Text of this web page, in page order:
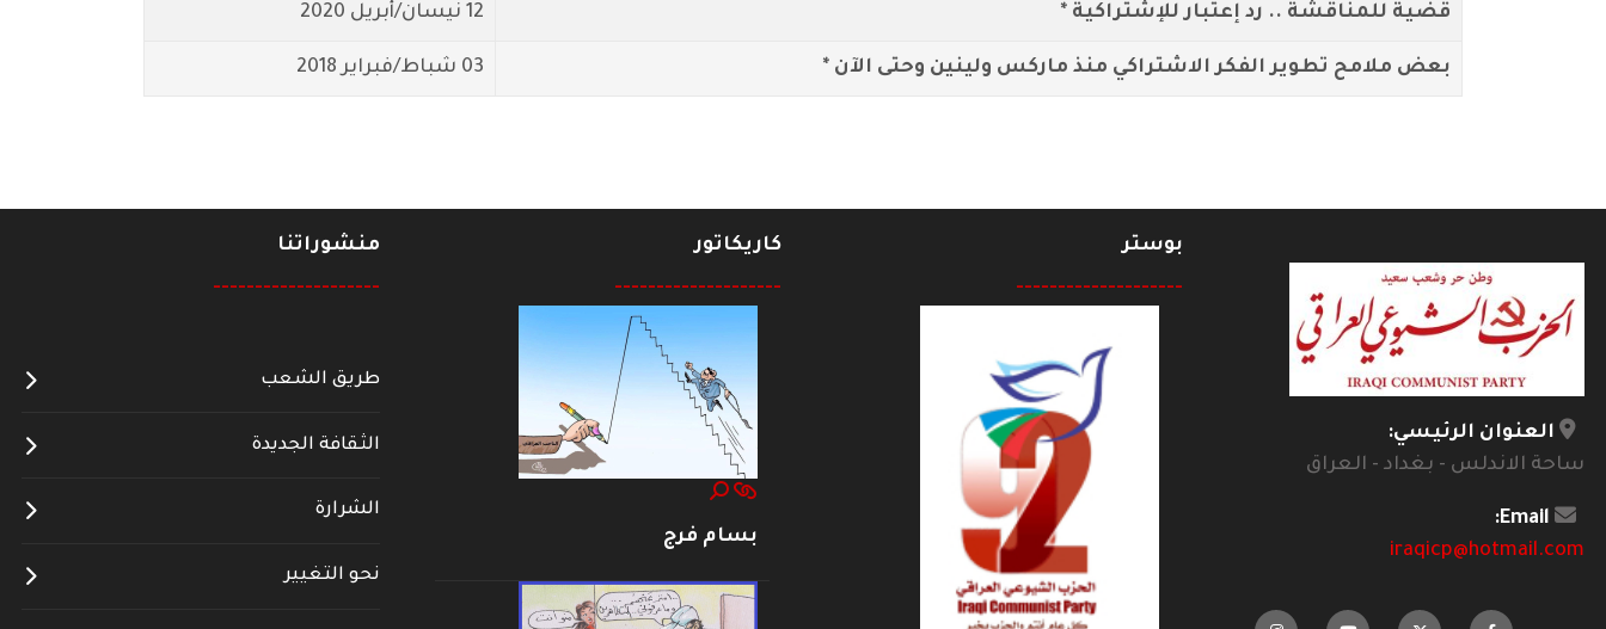
قضية للمناقشة .. رد إعتبار للإشتراكية * 12 نيسان/أبريل 2020
بعض ملامح تطوير الفكر الاشتراكي منذ ماركس ولينين وحتى الآن * 03 شباط/فبراير 2018
العنوان الرئيسي:
ساحة الاندلس - بغداد - العراق
Email:
iraqicp@hotmail.com
بوستر
--------------------
كاريكاتور
--------------------
بسام فرج
منشوراتنا
--------------------
طريق الشعب
الثقافة الجديدة
الشرارة
نحو التغيير